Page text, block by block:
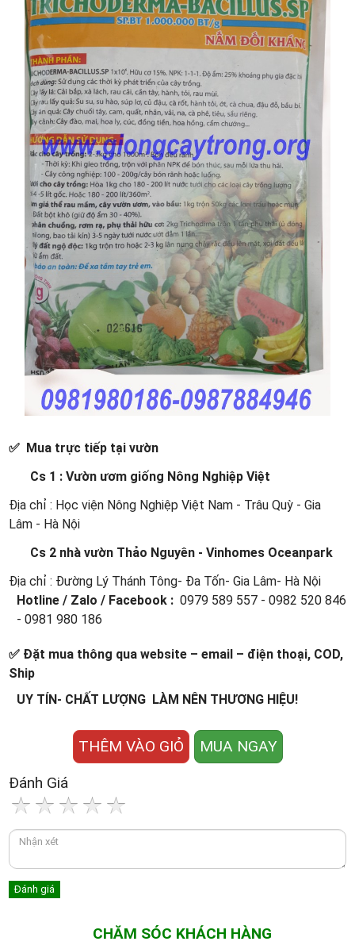
✅ Mua trực tiếp tại vườn
Cs 1 : Vườn ươm giống Nông Nghiệp Việt
Địa chỉ : Học viện Nông Nghiệp Việt Nam - Trâu Quỳ - Gia
Lâm - Hà Nội
Cs 2 nhà vườn Thảo Nguyên - Vinhomes Oceanpark
Địa chỉ : Đường Lý Thánh Tông- Đa Tốn- Gia Lâm- Hà Nội
Hotline / Zalo / Facebook : 0979 589 557 - 0982 520 846
- 0981 980 186
✅ Đặt mua thông qua website – email – điện thoại, COD,
Ship
UY TÍN- CHẤT LƯỢNG LÀM NÊN THƯƠNG HIỆU!
THÊM VÀO GIỎ
MUA NGAY
Đánh Giá
CHĂM SÓC KHÁCH HÀNG